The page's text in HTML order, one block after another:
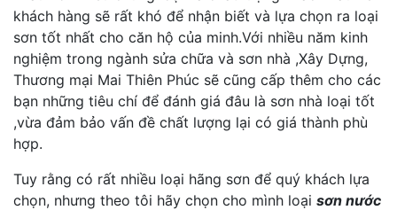
khách hàng sẽ rất khó để nhận biết và lựa chọn ra loại
sơn tốt nhất cho căn hộ của minh.Với nhiều năm kinh
nghiệm trong ngành sửa chữa và sơn nhà ,Xây Dựng,
Thương mại Mai Thiên Phúc sẽ cũng cấp thêm cho các
bạn những tiêu chí để đánh giá đâu là sơn nhà loại tốt
,vừa đảm bảo vấn đề chất lượng lại có giá thành phù
hợp.
Tuy rằng có rất nhiều loại hãng sơn để quý khách lựa
chọn, nhưng theo tôi hãy chọn cho mình loại sơn nước